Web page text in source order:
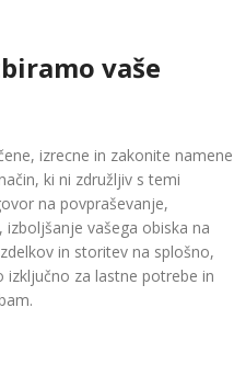
vaše
izrecne in zakonite namene
ki ni združljiv s temi
na povpraševanje,
vašega obiska na
in storitev na splošno,
za lastne potrebe in